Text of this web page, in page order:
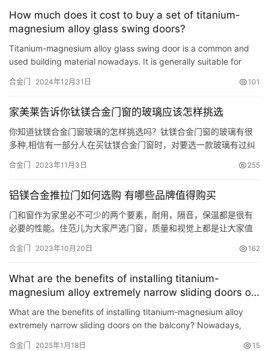
How much does it cost to buy a set of titanium-
magnesium alloy glass swing doors?
Titanium-magnesium alloy glass swing door is a common and
used building material nowadays. It is generally suitable for
合金门 2024年12月31日 101
家美莱告诉你钛镁合金门窗的玻璃应该怎样挑选
你知道钛镁合金门窗玻璃的怎样挑选吗？钛镁合金门窗的玻璃有很
多种,相信有一部分人在买钛镁合金门窗时，对要选一款玻璃有过纠
家美莱门窗给大家详细介绍一下！ 家美莱极窄推拉门 1.吸热镀膜玻
也很显著。 2.中空玻璃 空心玻璃更环保节能。与单片玻璃比较…
合金门 2023年11月3日 255
铝镁合金推拉门如何选购 有哪些品牌值得购买
门和窗作为家里必不可少的两个要素，耐用，隔音，保温都是很有
必要的性能。住范儿为大家严选门窗，质量和视觉上都是让大家值
门，既可以单开，又可以进行推拉，更加方便。 铝镁合金推拉门简
材料时，铝镁合金型材门窗的结构形式都会是大阴极小阳极的组
合。采用新…
合金门 2023年10月20日 162
What are the benefits of installing titanium-
magnesium alloy extremely narrow sliding doors on
the balcony?
What are the benefits of installing titanium-magnesium alloy
extremely narrow sliding doors on the balcony? Nowadays,
合金门 2025年1月18日 15